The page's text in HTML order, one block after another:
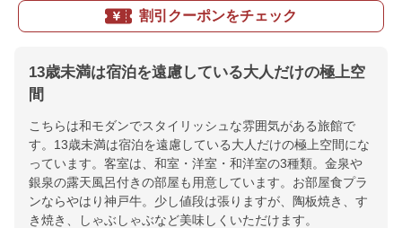
割引クーポンをチェック
13歳未満は宿泊を遠慮している大人だけの極上空
間
こちらは和モダンでスタイリッシュな雰囲気がある旅館で
す。13歳未満は宿泊を遠慮している大人だけの極上空間にな
っています。客室は、和室・洋室・和洋室の3種類。金泉や
銀泉の露天風呂付きの部屋も用意しています。お部屋食プラ
ンならやはり神戸牛。少し値段は張りますが、陶板焼き、す
き焼き、しゃぶしゃぶなど美味しくいただけます。